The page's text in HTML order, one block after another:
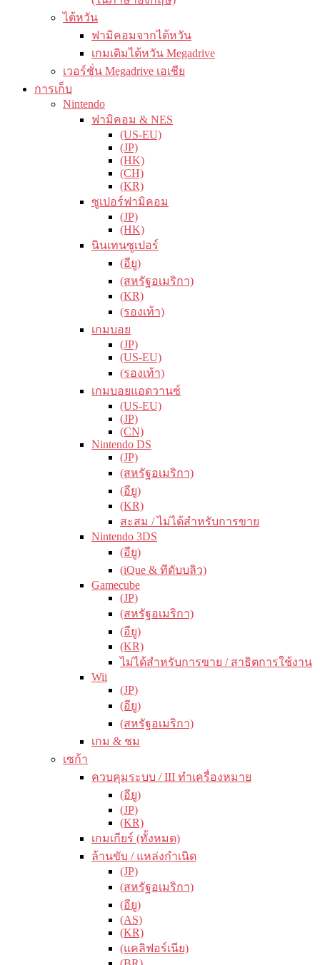
ไต้หวัน
ฟามิคอมจากไต้หวัน
เกมเดิมไต้หวัน Megadrive
เวอร์ชั่น Megadrive เอเชีย
การเก็บ
Nintendo
ฟามิคอม & NES
(US-EU)
(JP)
(HK)
(CH)
(KR)
ซูเปอร์ฟามิคอม
(JP)
(HK)
นินเทนซูเปอร์
(อียู)
(สหรัฐอเมริกา)
(KR)
(รองเท้า)
เกมบอย
(JP)
(US-EU)
(รองเท้า)
เกมบอยแอดวานซ์
(US-EU)
(JP)
(CN)
Nintendo DS
(JP)
(สหรัฐอเมริกา)
(อียู)
(KR)
สะสม / ไม่ได้สำหรับการขาย
Nintendo 3DS
(อียู)
(iQue & ทีดับบลิว)
Gamecube
(JP)
(สหรัฐอเมริกา)
(อียู)
(KR)
ไม่ได้สำหรับการขาย / สาธิตการใช้งาน
Wii
(JP)
(อียู)
(สหรัฐอเมริกา)
เกม & ชม
เซก้า
ควบคุมระบบ / III ทำเครื่องหมาย
(อียู)
(JP)
(KR)
เกมเกียร์ (ทั้งหมด)
ล้านขับ / แหล่งกำเนิด
(JP)
(สหรัฐอเมริกา)
(อียู)
(AS)
(KR)
(แคลิฟอร์เนีย)